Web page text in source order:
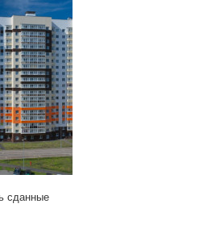
сданные